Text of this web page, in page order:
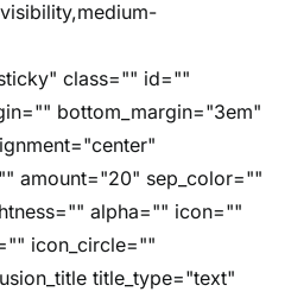
class="" id=""
bottom_margin="3em"
amount="20" sep_color=""
alpha="" icon=""
icon_circle=""
title_type="text"